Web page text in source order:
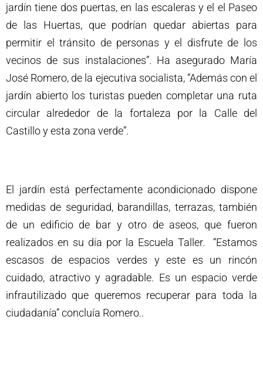
jardín tiene dos puertas, en las escaleras y el el Paseo
de las Huertas, que podrían quedar abiertas para
permitir el tránsito de personas y el disfrute de los
vecinos de sus instalaciones”. Ha asegurado María
José Romero, de la ejecutiva socialista, “Además con el
jardín abierto los turistas pueden completar una ruta
circular alrededor de la fortaleza por la Calle del
Castillo y esta zona verde”.
El jardín está perfectamente acondicionado dispone
medidas de seguridad, barandillas, terrazas, también
de un edificio de bar y otro de aseos, que fueron
realizados en su día por la Escuela Taller. “Estamos
escasos de espacios verdes y este es un rincón
cuidado, atractivo y agradable. Es un espacio verde
infrautilizado que queremos recuperar para toda la
ciudadanía” concluía Romero..